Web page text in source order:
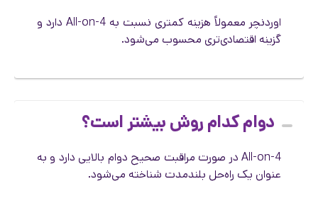
اوردنچر معمولاً هزینه کمتری نسبت به All-on-4 دارد و
گزینه اقتصادی‌تری محسوب می‌شود.
دوام کدام روش بیشتر است؟
All-on-4 در صورت مراقبت صحیح دوام بالایی دارد و به
عنوان یک راه‌حل بلندمدت شناخته می‌شود.